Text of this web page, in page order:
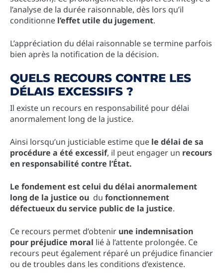
l’analyse de la durée raisonnable, dès lors qu’il
conditionne l’effet utile du jugement.
L’appréciation du délai raisonnable se termine parfois
bien après la notification de la décision.
QUELS RECOURS CONTRE LES
DÉLAIS EXCESSIFS ?
Il existe un recours en responsabilité pour délai
anormalement long de la justice.
Ainsi lorsqu’un justiciable estime que le délai de sa
procédure a été excessif, il peut engager un recours
en responsabilité contre l’État.
Le fondement est celui du délai anormalement
long de la justice ou du fonctionnement
défectueux du service public de la justice.
Ce recours permet d’obtenir une indemnisation
pour préjudice moral lié à l’attente prolongée. Ce
recours peut également réparé un préjudice financier
ou de troubles dans les conditions d’existence.